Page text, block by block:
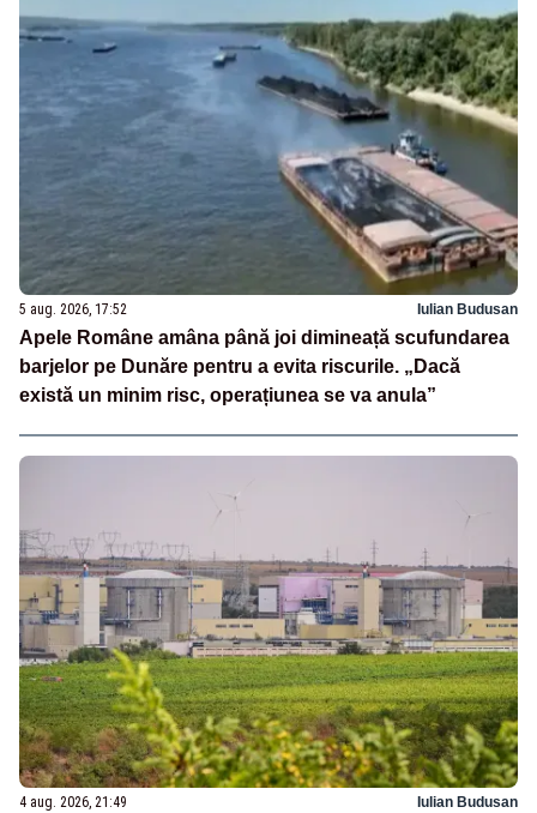
5 aug. 2026, 17:52 Iulian Budusan
Apele Române amâna până joi dimineață scufundarea
barjelor pe Dunăre pentru a evita riscurile. „Dacă
există un minim risc, operațiunea se va anula”
4 aug. 2026, 21:49 Iulian Budusan